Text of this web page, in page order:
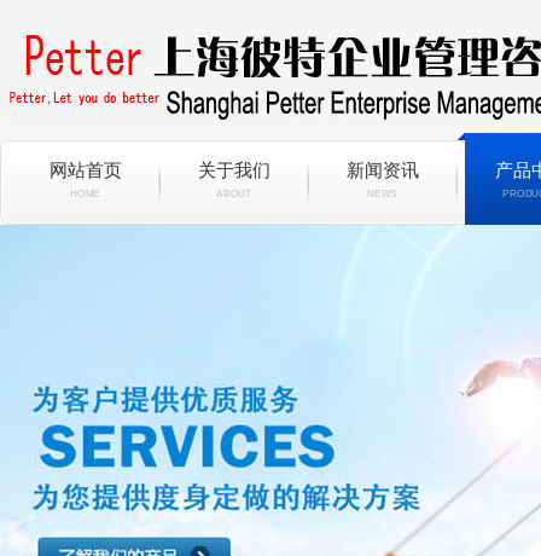
网站首页
HOME
关于我们
ABOUT
新闻资讯
NEWS
产品